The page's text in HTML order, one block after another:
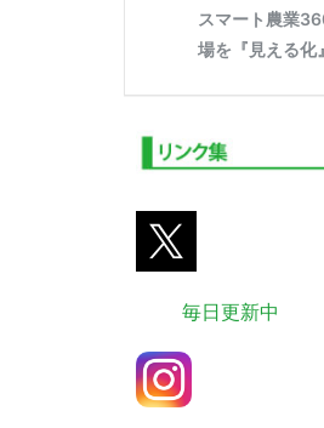
毎日更新中